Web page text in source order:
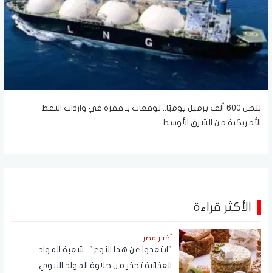
لتصل 600 ألف برميل يوميًا.. توقعات بـ قفزة في واردات النفط
الأمريكية من الشرق الأوسط
الأكثر قراءة
أخبار مصر
"ابتعدوا عن هذا النوع".. شعبة المواد
الغذائية تحذر من حلاوة المولد النبوي